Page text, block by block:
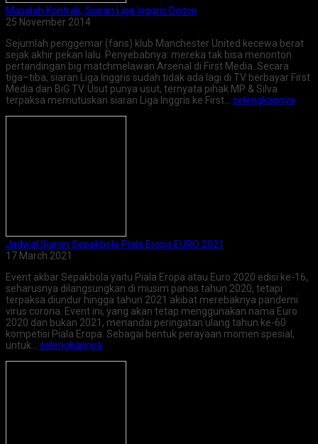
Masalah Kontrak, Siaran Liga Inggris Distop
25 November 2014
Sejumlah penggemar (fans) klub Manchester United kecewa berat
sejak akhir pekan lalu. Penyebabnya: mereka tak bisa menonton
pertandingan big matchmelawan Arsenal di First Media. Secara
tiga–tiba, siaran Liga Inggris sudah tidak ada lagi di TV berbayar First
Media dan BiG TV. Usut punya usut, ternyata pihak MP & Silva
terpaksa memutuskan siaran Liga Inggris ke First… selengkapnya
Jadwal Siaran Sepakbola Piala Eropa EURO 2021
17 March 2021
Event akbar Sepakbola yaitu Piala Eropa atau Euro 2020 edisi ke-16,
seharusnya dilangsungkan di musim panas tahun 2020, tetapi
terpaksa diundur hingga tahun 2021 akibat merebaknya pandemi
virus corona. Event ini, yang akan tetap menggunakan nama Euro
2020 dan bukan 2021, menandai peringatan ulang tahun ke-60
kompetisi Piala Eropa. Sebagai bentuk perayaan momen spesial,
untuk… selengkapnya